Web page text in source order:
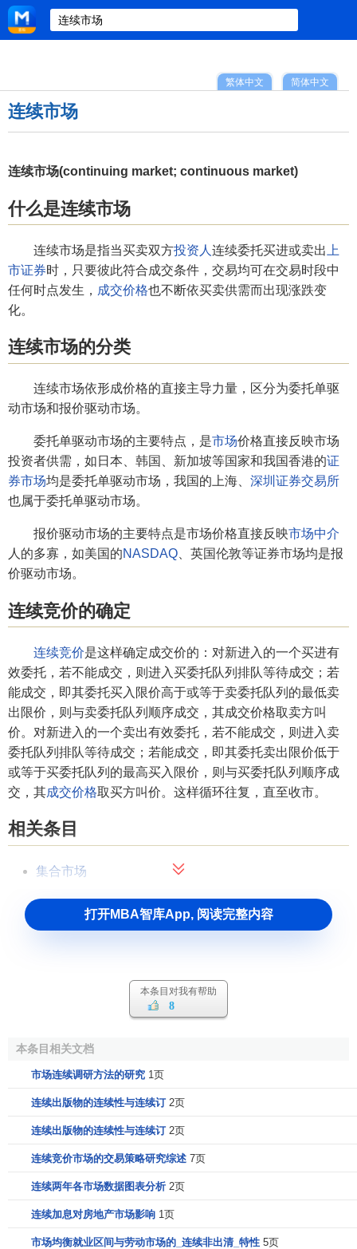
简体中文
繁体中文
连续市场
连续市场(continuing market; continuous market)
什么是连续市场
连续市场是指当买卖双方投资人 连续委托买进或卖出 上
市证券时，只要彼此符合成交条件，交易均可在交易时段中
任何时点发生， 成交价格也不断依买卖供需而出现涨跌变
化。
连续市场的分类
连续市场依形成价格的直接主导力量，区分为委托单驱
动市场和报价驱动市场。
委托单驱动市场的主要特点，是市场价格直接反映市场
投资者供需，如日本、韩国、新加坡等国家和我国香港的证
券市场均是委托单驱动市场，我国的上海、 深圳证券交易所
也属于委托单驱动市场。
报价驱动市场的主要特点是市场价格直接反映市场中介
人的多寡，如美国的NASDAQ 、英国伦敦等证券市场均是报
价驱动市场。
连续竞价的确定
连续竞价是这样确定成交价的：对新进入的一个买进有
效委托，若不能成交，则进入买委托队列排队等待成交；若
能成交，即其委托买入限价高于或等于卖委托队列的最低卖
出限价，则与卖委托队列顺序成交，其成交价格取卖方叫
价。对新进入的一个卖出有效委托，若不能成交，则进入卖
委托队列排队等待成交；若能成交，即其委托卖出限价低于
或等于买委托队列的最高买入限价，则与买委托队列顺序成
交，其成交价格取买方叫价。这样循环往复，直至收市。
相关条目
集合市场
打开MBA智库App, 阅读完整内容
本条目对我有帮助
8
本条目相关文档
市场连续调研方法的研究 1页
连续出版物的连续性与连续订 2页
连续出版物的连续性与连续订 2页
连续竞价市场的交易策略研究综述 7页
连续两年各市场数据图表分析 2页
连续加息对房地产市场影响 1页
市场均衡就业区间与劳动市场的_连续非出清_特性 5页